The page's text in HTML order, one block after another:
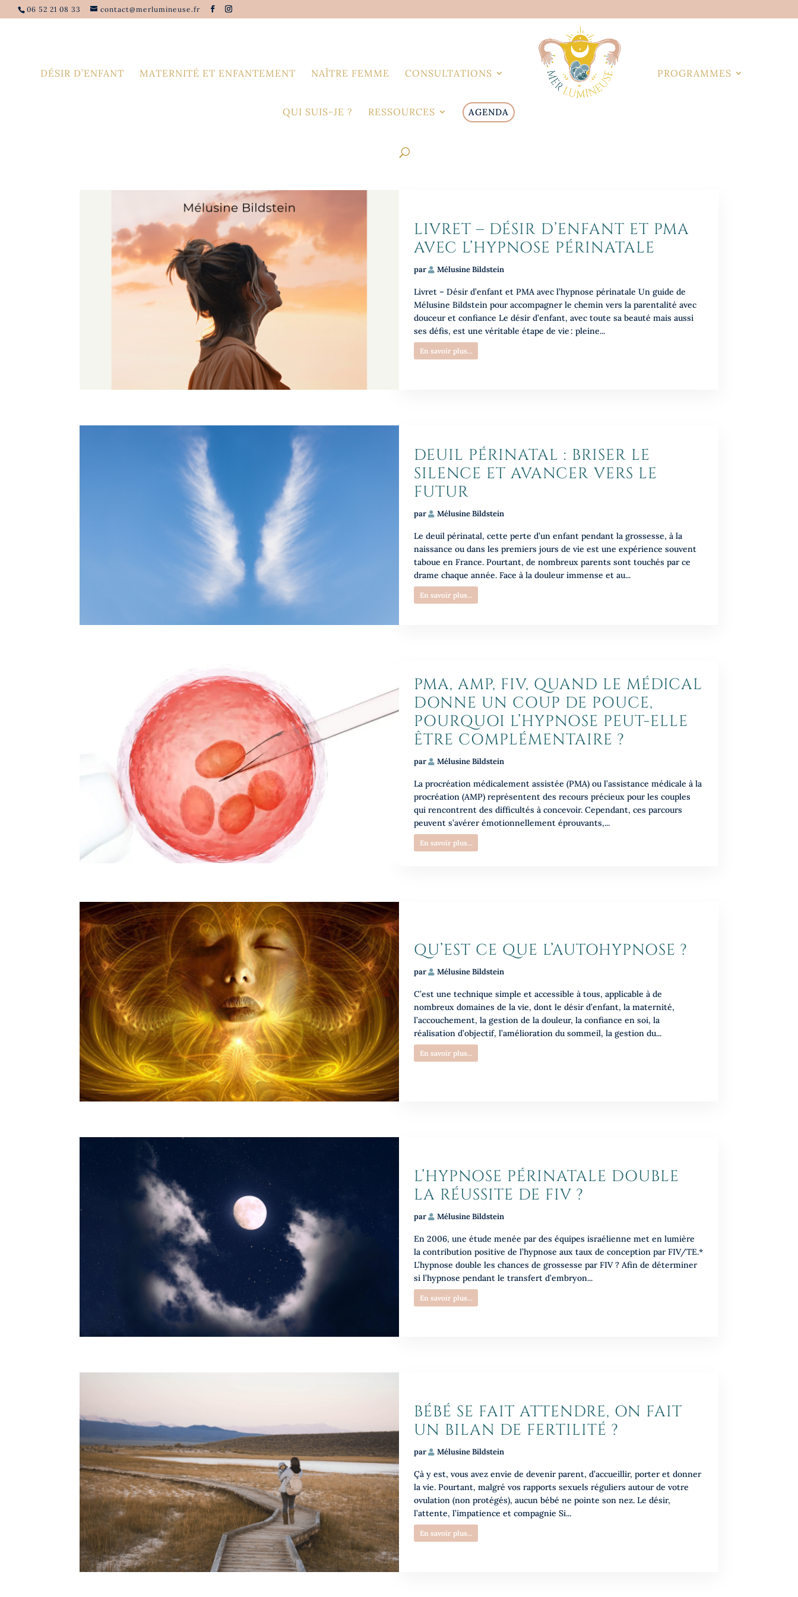
06 52 21 08 33 contact@merlumineuse.fr
DÉSIR D’ENFANT MATERNITÉ ET ENFANTEMENT NAÎTRE FEMME CONSULTATIONS PROGRAMMES
QUI SUIS-JE ? RESSOURCES AGENDA
LIVRET – DÉSIR D’ENFANT ET PMA
AVEC L’HYPNOSE PÉRINATALE
par Mélusine Bildstein
Livret – Désir d’enfant et PMA avec l’hypnose périnatale Un guide de
Mélusine Bildstein pour accompagner le chemin vers la parentalité avec
douceur et confiance Le désir d’enfant, avec toute sa beauté mais aussi
ses défis, est une véritable étape de vie : pleine...
En savoir plus...
DEUIL PÉRINATAL : BRISER LE
SILENCE ET AVANCER VERS LE
FUTUR
par Mélusine Bildstein
Le deuil périnatal, cette perte d’un enfant pendant la grossesse, à la
naissance ou dans les premiers jours de vie est une expérience souvent
taboue en France. Pourtant, de nombreux parents sont touchés par ce
drame chaque année. Face à la douleur immense et au...
En savoir plus...
PMA, AMP, FIV, QUAND LE MÉDICAL
DONNE UN COUP DE POUCE,
POURQUOI L’HYPNOSE PEUT-ELLE
ÊTRE COMPLÉMENTAIRE ?
par Mélusine Bildstein
La procréation médicalement assistée (PMA) ou l’assistance médicale à la
procréation (AMP) représentent des recours précieux pour les couples
qui rencontrent des difficultés à concevoir. Cependant, ces parcours
peuvent s’avérer émotionnellement éprouvants,...
En savoir plus...
QU’EST CE QUE L’AUTOHYPNOSE ?
par Mélusine Bildstein
C’est une technique simple et accessible à tous, applicable à de
nombreux domaines de la vie, dont le désir d’enfant, la maternité,
l’accouchement, la gestion de la douleur, la confiance en soi, la
réalisation d’objectif, l’amélioration du sommeil, la gestion du...
En savoir plus...
L’HYPNOSE PÉRINATALE DOUBLE
LA RÉUSSITE DE FIV ?
par Mélusine Bildstein
En 2006, une étude menée par des équipes israélienne met en lumière
la contribution positive de l’hypnose aux taux de conception par FIV/TE.*
L’hypnose double les chances de grossesse par FIV ? Afin de déterminer
si l’hypnose pendant le transfert d’embryon...
En savoir plus...
BÉBÉ SE FAIT ATTENDRE, ON FAIT
UN BILAN DE FERTILITÉ ?
par Mélusine Bildstein
Çà y est, vous avez envie de devenir parent, d’accueillir, porter et donner
la vie. Pourtant, malgré vos rapports sexuels réguliers autour de votre
ovulation (non protégés), aucun bébé ne pointe son nez. Le désir,
l’attente, l’impatience et compagnie Si...
En savoir plus...